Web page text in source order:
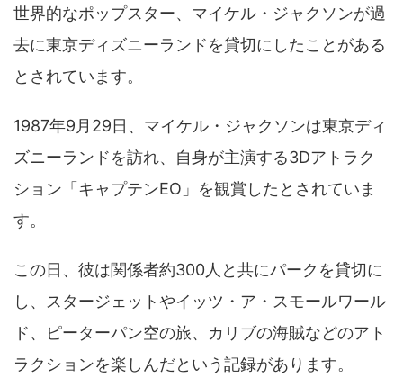
世界的なポップスター、マイケル・ジャクソンが過
去に東京ディズニーランドを貸切にしたことがある
とされています。
1987年9月29日、マイケル・ジャクソンは東京ディ
ズニーランドを訪れ、自身が主演する3Dアトラク
ション「キャプテンEO」を観賞したとされていま
す。
この日、彼は関係者約300人と共にパークを貸切に
し、スタージェットやイッツ・ア・スモールワール
ド、ピーターパン空の旅、カリブの海賊などのアト
ラクションを楽しんだという記録があります。